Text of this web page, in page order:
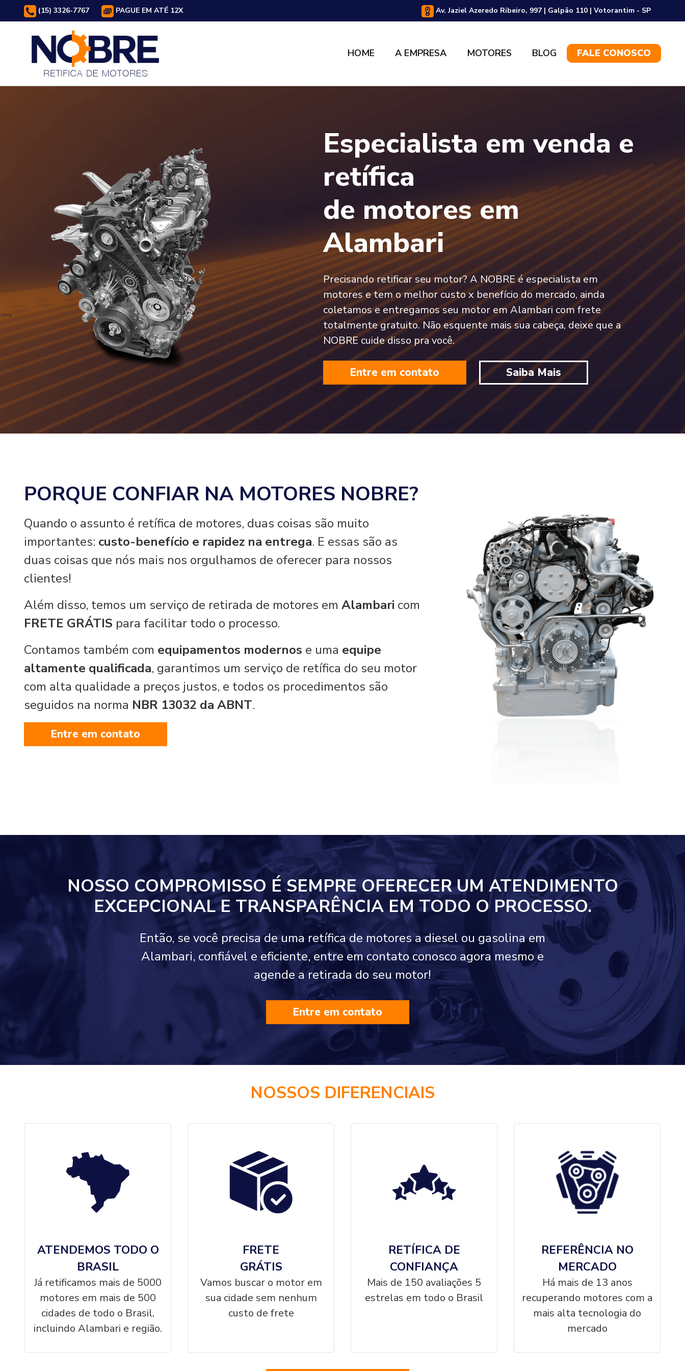
(15) 3326-7767 PAGUE EM ATÉ 12X Av. Jaziel Azeredo Ribeiro, 997 | Galpão 110 | Votorantim - SP
HOME A EMPRESA MOTORES BLOG FALE CONOSCO
Especialista em venda e
retífica
de motores em
Alambari
Precisando retificar seu motor? A NOBRE é especialista em
motores e tem o melhor custo x benefício do mercado, ainda
coletamos e entregamos seu motor em Alambari com frete
totalmente gratuito. Não esquente mais sua cabeça, deixe que a
NOBRE cuide disso pra você.
Entre em contato Saiba Mais
PORQUE CONFIAR NA MOTORES NOBRE?
Quando o assunto é retífica de motores, duas coisas são muito
importantes: custo-benefício e rapidez na entrega. E essas são as
duas coisas que nós mais nos orgulhamos de oferecer para nossos
clientes!
Além disso, temos um serviço de retirada de motores em Alambari com
FRETE GRÁTIS para facilitar todo o processo.
Contamos também com equipamentos modernos e uma equipe
altamente qualificada, garantimos um serviço de retífica do seu motor
com alta qualidade a preços justos, e todos os procedimentos são
seguidos na norma NBR 13032 da ABNT.
Entre em contato
NOSSO COMPROMISSO É SEMPRE OFERECER UM ATENDIMENTO
EXCEPCIONAL E TRANSPARÊNCIA EMTODO O PROCESSO.
Então, se você precisa de uma retífica de motores a diesel ou gasolina em
Alambari, confiável e eficiente, entre em contato conosco agora mesmo e
agende a retirada do seu motor!
Entre em contato
NOSSOS DIFERENCIAIS
ATENDEMOS TODO O
BRASIL
Já retificamos mais de 5000
motores em mais de 500
cidades de todo o Brasil,
incluindo Alambari e região.
FRETE
GRÁTIS
Vamos buscar o motor em
sua cidade sem nenhum
custo de frete
RETÍFICA DE
CONFIANÇA
Mais de 150 avaliações 5
estrelas em todo o Brasil
REFERÊNCIA NO
MERCADO
Há mais de 13 anos
recuperando motores com a
mais alta tecnologia do
mercado